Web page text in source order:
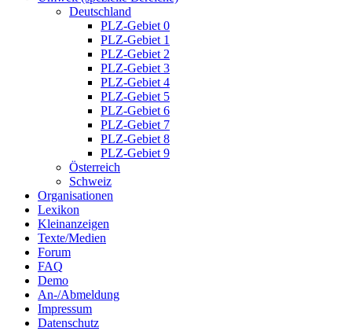
Deutschland
PLZ-Gebiet 0
PLZ-Gebiet 1
PLZ-Gebiet 2
PLZ-Gebiet 3
PLZ-Gebiet 4
PLZ-Gebiet 5
PLZ-Gebiet 6
PLZ-Gebiet 7
PLZ-Gebiet 8
PLZ-Gebiet 9
Österreich
Schweiz
Organisationen
Lexikon
Kleinanzeigen
Texte/Medien
Forum
FAQ
Demo
An-/Abmeldung
Impressum
Datenschutz